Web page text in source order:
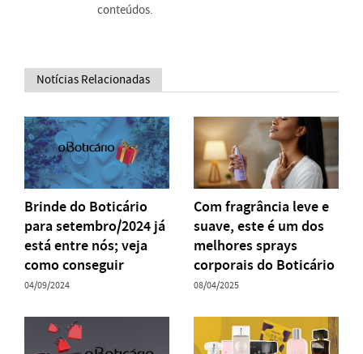
conteúdos.
Notícias Relacionadas
Brinde do Boticário
para setembro/2024 já
está entre nós; veja
como conseguir
04/09/2024
Com fragrância leve e
suave, este é um dos
melhores sprays
corporais do Boticário
08/04/2025